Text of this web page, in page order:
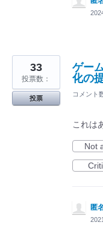
ゲー
化の
33
投票数：
投票
コメント
これは
Not
匿